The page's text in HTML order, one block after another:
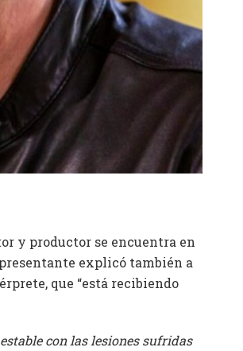
y productor se encuentra en
explicó también a
que “está recibiendo
con las lesiones sufridas